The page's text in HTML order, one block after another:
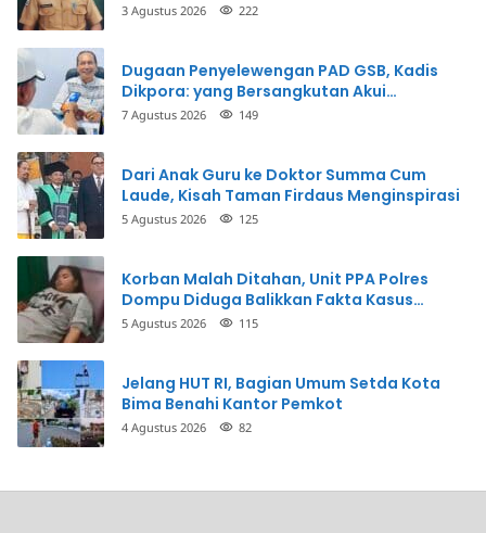
3 Agustus 2026 222
Dugaan Penyelewengan PAD GSB, Kadis
Dikpora: yang Bersangkutan Akui
Perbuatannya dan Siap Mengembalikan
7 Agustus 2026 149
Dari Anak Guru ke Doktor Summa Cum
Laude, Kisah Taman Firdaus Menginspirasi
5 Agustus 2026 125
Korban Malah Ditahan, Unit PPA Polres
Dompu Diduga Balikkan Fakta Kasus
Penganiayaan
5 Agustus 2026 115
Jelang HUT RI, Bagian Umum Setda Kota
Bima Benahi Kantor Pemkot
4 Agustus 2026 82